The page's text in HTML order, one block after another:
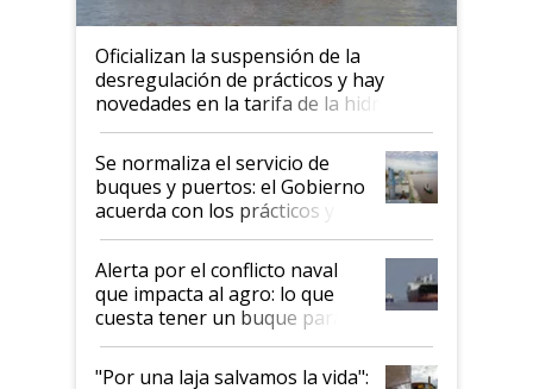
Oficializan la suspensión de la
desregulación de prácticos y hay
novedades en la tarifa de la hidrovía
Se normaliza el servicio de
buques y puertos: el Gobierno
acuerda con los prácticos y
suspende el decreto de
desregulación
Alerta por el conflicto naval
que impacta al agro: lo que
cuesta tener un buque parado
y el peligro de que Argentina
pase a ser "país sucio"
"Por una laja salvamos la vida":